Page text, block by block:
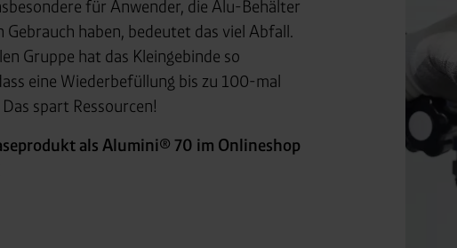
angemessenes Datenschutzniveau erfolgt, stellen wir geeignete
Standardvertragsklauseln).
Speicherdauer:Cookies werden je nach Zweck unterschiedlich lange
400 Tage, sofern nicht gesetzlich anders vorgeschrieben oder
Verantwortlicher:Westfalen AG & Co. KG, Industrieweg 43, 48155
für Anwender, die Alu-Behälter
Gebrauch haben, bedeutet das viel Abfall.
Gruppe hat das Kleingebinde so
eine Wiederbefüllung bis zu 100-mal
spart Ressourcen!
als Alumini® 70 im Onlineshop